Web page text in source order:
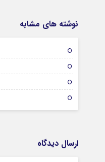
نوشته های مشابه
ارسال دیدگاه